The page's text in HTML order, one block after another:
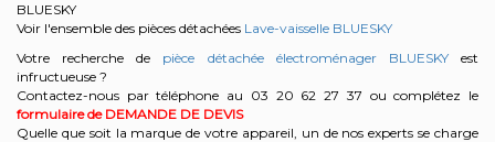
BLUESKY
Voir l'ensemble des pièces détachées Lave-vaisselle BLUESKY
Votre recherche de pièce détachée électroménager BLUESKYest
infructueuse ?
Contactez-nous par téléphone au 03 20 62 27 37 ou complétez le
formulaire de DEMANDE DE DEVIS
Quelle que soit la marque de votre appareil, un de nos experts se charge